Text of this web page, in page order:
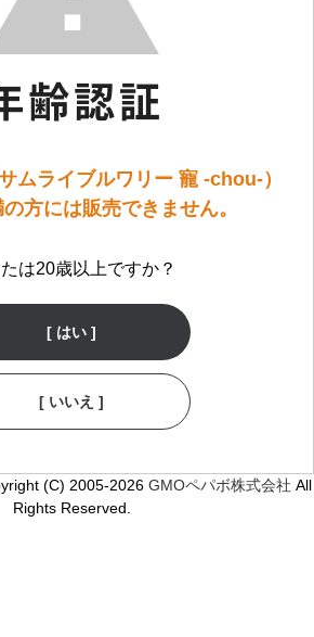
ムライブルワリー 寵 -chou-）
方には販売できません。
は20歳以上ですか？
[ はい ]
[ いいえ ]
(C) 2005-2026 GMOペパボ株式会社 All
Rights Reserved.